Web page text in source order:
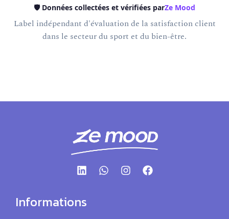
🛡️ Données collectées et vérifiées parZe Mood
Label indépendant d'évaluation de la satisfaction client
dans le secteur du sport et du bien-être.
Informations